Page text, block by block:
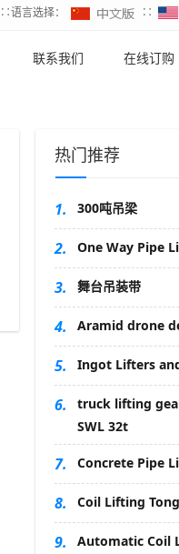
∷语言选择： ∷
联系我们 在线订购
热门推荐
1. 300吨吊梁
2. One Way Pipe
3. 舞台吊装带
4. Aramid drone
5. Ingot Lifters
6.
truck lifting
SWL 32t
7. Concrete Pipe
8. Coil Lifting Tong
9. Automatic Coil